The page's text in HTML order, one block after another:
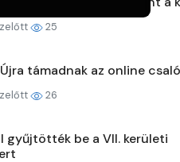
25
támadnak az online
26
gyűjtötték be a VII. kerületi